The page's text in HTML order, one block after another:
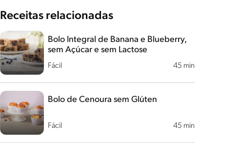
Receitas relacionadas
Fácil 45 min
Bolo Integral de Banana e Blueberry,
sem Açúcar e sem Lactose
Fácil 45 min
Bolo de Cenoura sem Glúten